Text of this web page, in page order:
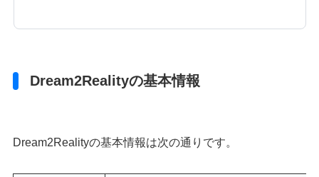
Dream2Realityの基本情報
Dream2Realityの基本情報は次の通りです。